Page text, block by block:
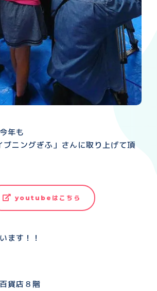
年も
ブニングぎふ」さんに取り上げて頂
youtubeはこちら
ます！！
貨店８階